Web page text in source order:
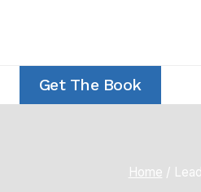
Get The Book
Home /